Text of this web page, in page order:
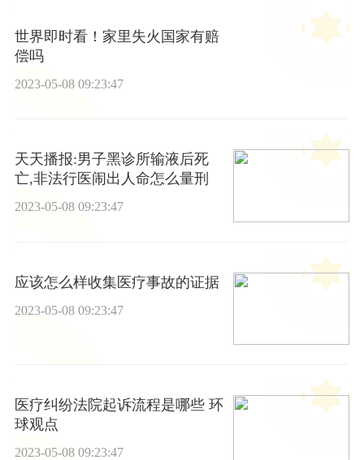
世界即时看！家里失火国家有赔
偿吗
2023-05-08 09:23:47
天天播报:男子黑诊所输液后死
亡,非法行医闹出人命怎么量刑
2023-05-08 09:23:47
应该怎么样收集医疗事故的证据
2023-05-08 09:23:47
医疗纠纷法院起诉流程是哪些 环
球观点
2023-05-08 09:23:47